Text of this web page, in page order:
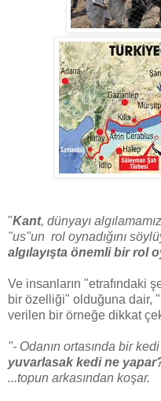
"Kant, dünyayı
"us"un rol oynadığını
algılayışta önemli bir rol
Ve insanların "etrafındaki
bir özelliği" olduğuna dair,
verilen bir örneğe dikkat
"- Odanın ortasında bir
yuvarlasak kedi ne
...topun arkasından koşar.